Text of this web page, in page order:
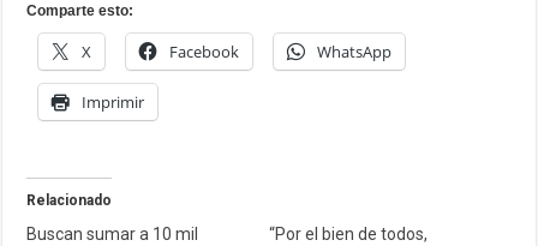
Comparte esto:
X Facebook WhatsApp
Imprimir
Relacionado
Buscan sumar a 10 mil
“Por el bien de todos,